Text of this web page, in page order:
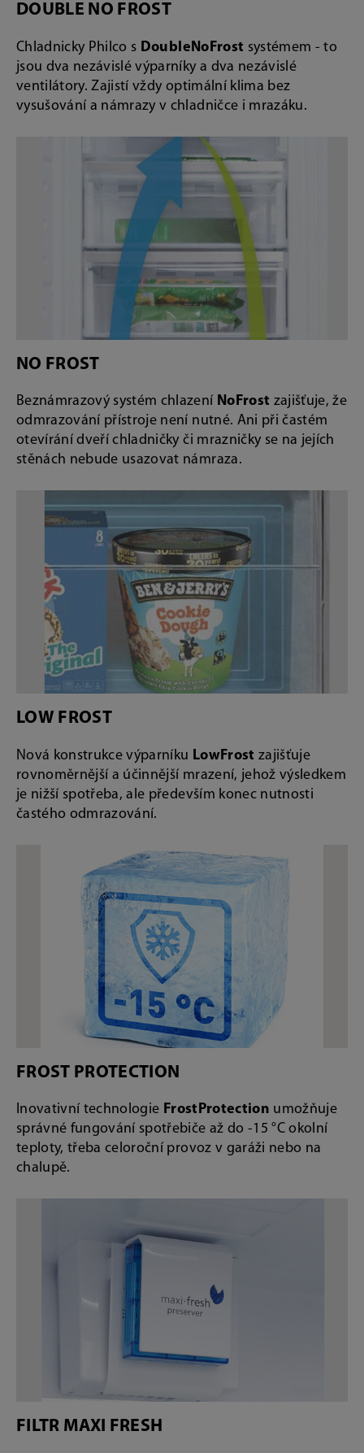
DOUBLE NO FROST
Chladnicky Philco s DoubleNoFrost systémem - to
jsou dva nezávislé výparníky a dva nezávislé
ventilátory. Zajistí vždy optimální klima bez
vysušování a námrazy v chladničce i mrazáku.
NO FROST
Beznámrazový systém chlazení NoFrost zajišťuje, že
odmrazování přístroje není nutné. Ani při častém
otevírání dveří chladničky či mrazničky se na jejích
stěnách nebude usazovat námraza.
LOW FROST
Nová konstrukce výparníku LowFrost zajišťuje
rovnoměrnější a účinnější mrazení, jehož výsledkem
je nižší spotřeba, ale především konec nutnosti
častého odmrazování.
FROST PROTECTION
Inovativní technologie FrostProtection umožňuje
správné fungování spotřebiče až do -15 °C okolní
teploty, třeba celoroční provoz v garáži nebo na
chalupě.
FILTR MAXI FRESH